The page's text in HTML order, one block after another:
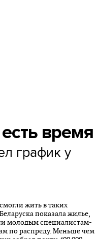
время
график у